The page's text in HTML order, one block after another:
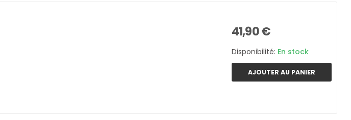
41,90 €
Disponibilité: En stock
AJOUTER AU PANIER